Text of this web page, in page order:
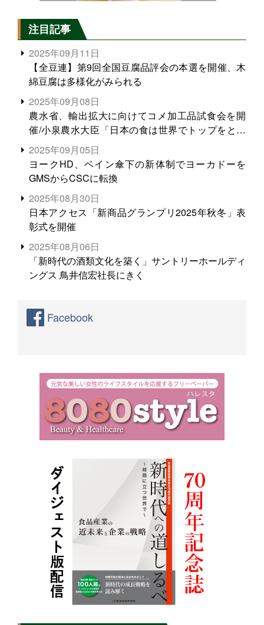
注目記事
2025年09月11日
【全豆連】第9回全国豆腐品評会の本選を開催、木
綿豆腐は多様化がみられる
2025年09月08日
農水省、輸出拡大に向けてコメ加工品試食会を開
催/小泉農水大臣「日本の食は世界でトップをとれ
る。米増産に向けて、米輸出需要の拡大を」
2025年09月05日
ヨークHD、ベイン傘下の新体制でヨーカドーを
GMSからCSCに転換
2025年08月30日
日本アクセス「新商品グランプリ2025年秋冬」表
彰式を開催
2025年08月06日
「新時代の酒類文化を築く」サントリーホールディ
ングス 鳥井信宏社長にきく
Facebook